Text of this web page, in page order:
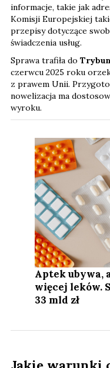
informacje, takie jak
Komisji Europejskiej
przepisy dotyczące
świadczenia usług.
Sprawa trafiła do
czerwcu 2025 roku
z prawem Unii.
nowelizacja ma
wyroku.
Aptek ubywa,
więcej leków.
33 mld zł